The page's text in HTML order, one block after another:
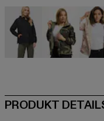
PRODUKT